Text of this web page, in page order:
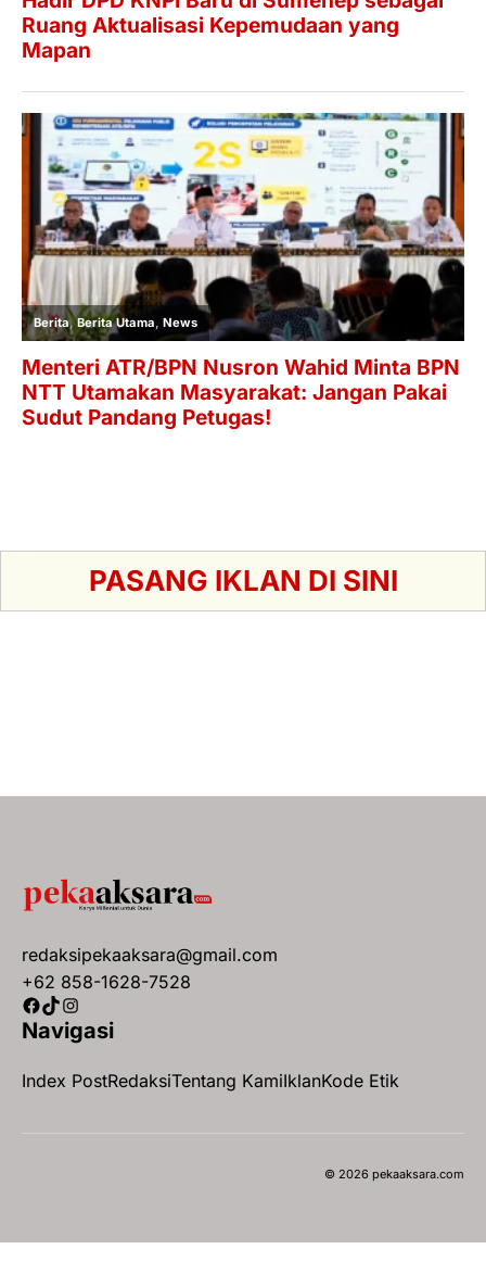
PASANG IKLAN DI SINI
redaksipekaaksara@gmail.com
+62 858-1628-7528
Facebook
TikTok
Instagram
Navigasi
Index PostRedaksiTentang KamiIklanKode Etik
© 2026 pekaaksara.com